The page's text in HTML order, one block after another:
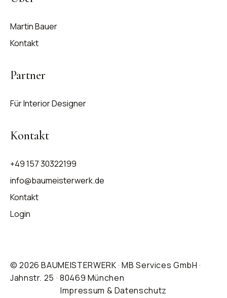
Martin Bauer
Kontakt
Partner
Für Interior Designer
Kontakt
+49 157 30322199
info@baumeisterwerk.de
Kontakt
Login
© 2026 BAUMEISTERWERK · MB Services GmbH ·
Jahnstr. 25 · 80469 München
Impressum & Datenschutz